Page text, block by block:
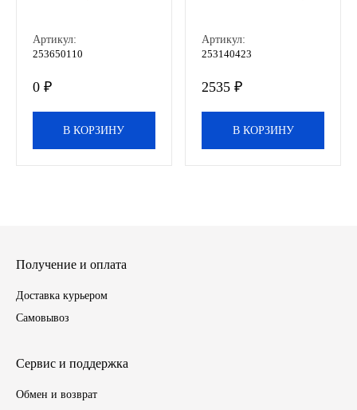
МТЗ
УРАЛ
Артикул:
253650110
0 ₽
В КОРЗИНУ
Артикул:
253140423
2535 ₽
В КОРЗИНУ
Получение и оплата
Доставка курьером
Самовывоз
Сервис и поддержка
Обмен и возврат